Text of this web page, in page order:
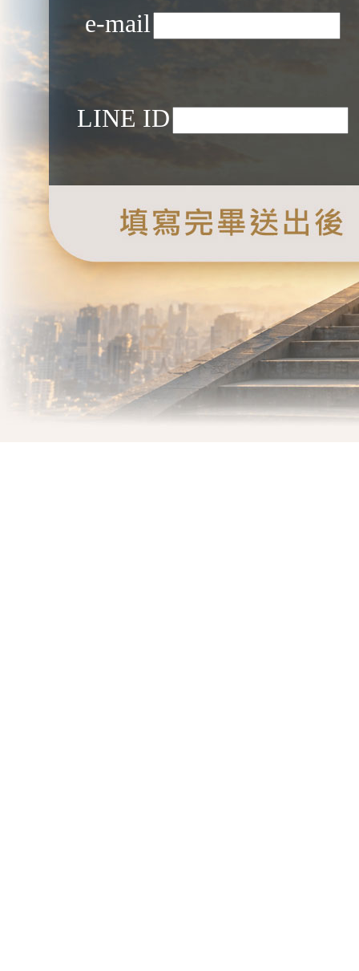
e-mail
LINE ID